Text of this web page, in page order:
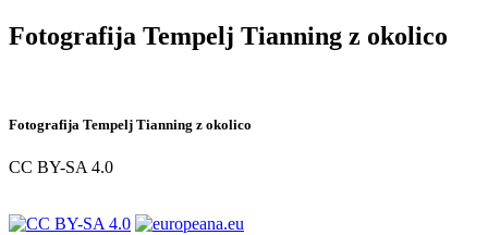
Fotografija Tempelj Tianning z okolico
Fotografija Tempelj Tianning z okolico
CC BY-SA 4.0